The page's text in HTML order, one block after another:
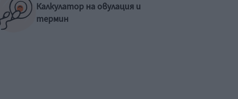
Калкулатор на овулация и
термин